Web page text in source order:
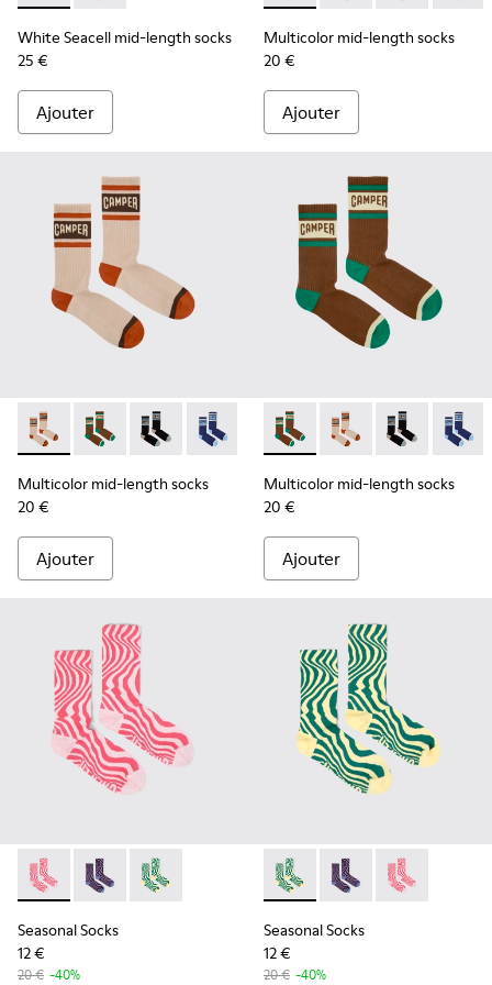
White Seacell mid-length socks
25 €
Ajouter
Multicolor mid-length socks
20 €
Ajouter
Multicolor mid-length socks - KA00073-008 - Chaussettes
Multicolor mid-length socks - KA00073-009 -
Multicolor mid-length socks - KA00073-007
Multicolor mid-length socks -
Multicolor mid-length socks
20 €
Ajouter
Multicolor mid-length
Multicolor mid-
Multicolor
Multicolor mid-length socks
20 €
Ajouter
Seasonal Socks - KA00077-001 - Chaussettes mi-hautes
Seasonal Socks - KA00077-003 - Chaussettes mi-
Seasonal Socks - KA00077-002 -
Seasonal Socks
12 €
20 € -40%
Seasonal Socks -
Seasonal Socks -
Seasonal
Seasonal Socks
12 €
20 € -40%